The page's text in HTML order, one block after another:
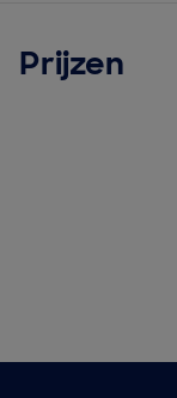
Prijzen